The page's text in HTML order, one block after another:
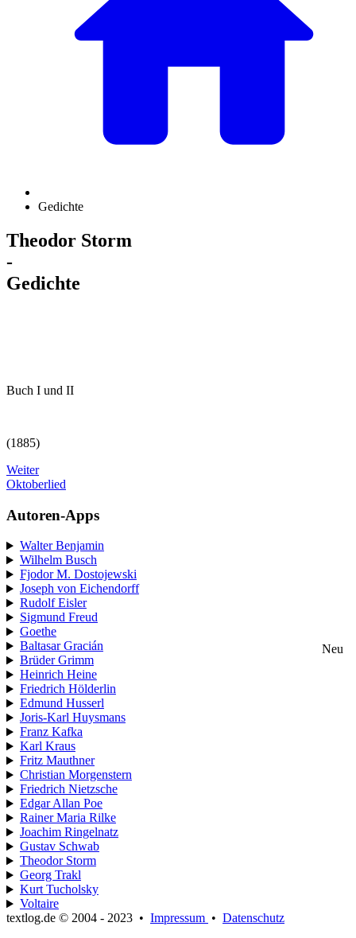
Gedichte
Theodor Storm
-
Gedichte
Buch I und II
(1885)
Weiter
Oktoberlied
Autoren-Apps
Walter Benjamin
Wilhelm Busch
Fjodor M. Dostojewski
Joseph von Eichendorff
Rudolf Eisler
Sigmund Freud
Goethe
Baltasar Gracián
Neu
Brüder Grimm
Heinrich Heine
Friedrich Hölderlin
Edmund Husserl
Joris-Karl Huysmans
Franz Kafka
Karl Kraus
Fritz Mauthner
Christian Morgenstern
Friedrich Nietzsche
Edgar Allan Poe
Rainer Maria Rilke
Joachim Ringelnatz
Gustav Schwab
Theodor Storm
Georg Trakl
Kurt Tucholsky
Voltaire
textlog.de © 2004 - 2023 • Impressum • Datenschutz